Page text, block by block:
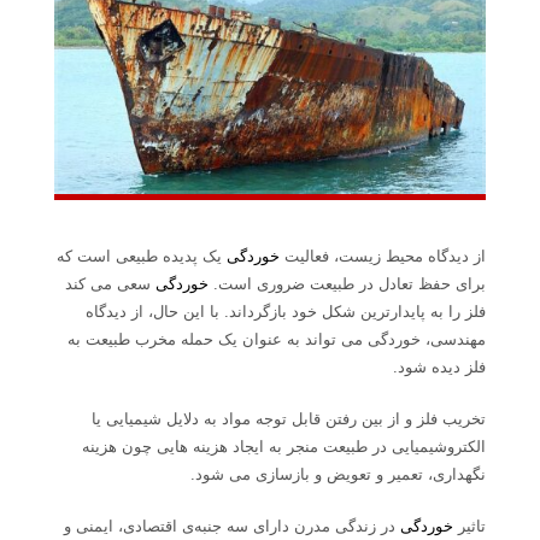
از دیدگاه محیط زیست، فعالیت خوردگی یک پدیده طبیعی است که
برای حفظ تعادل در طبیعت ضروری است. خوردگی سعی می کند
فلز را به پایدارترین شکل خود بازگرداند. با این حال، از دیدگاه
مهندسی، خوردگی می تواند به عنوان یک حمله مخرب طبیعت به
فلز دیده شود.
تخریب فلز و از بین رفتن قابل توجه مواد به دلایل شیمیایی یا
الکتروشیمیایی در طبیعت منجر به ایجاد هزینه هایی چون هزینه
نگهداری، تعمیر و تعویض و بازسازی می شود.
تاثیر خوردگی در زندگی مدرن دارای سه جنبه‌ی اقتصادی، ایمنی و